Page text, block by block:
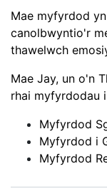
Mae myfyrdod
canolbwyntio'r
thawelwch
Mae Jay, un o'n
rhai myfyrdodau
Myfyrdod
Myfyrdod i
Myfyrdod